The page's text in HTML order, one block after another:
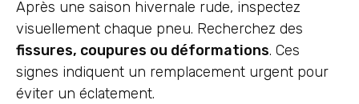
Après une saison hivernale rude, inspectez
visuellement chaque pneu. Recherchez des
fissures, coupures ou déformations. Ces
signes indiquent un remplacement urgent pour
éviter un éclatement.